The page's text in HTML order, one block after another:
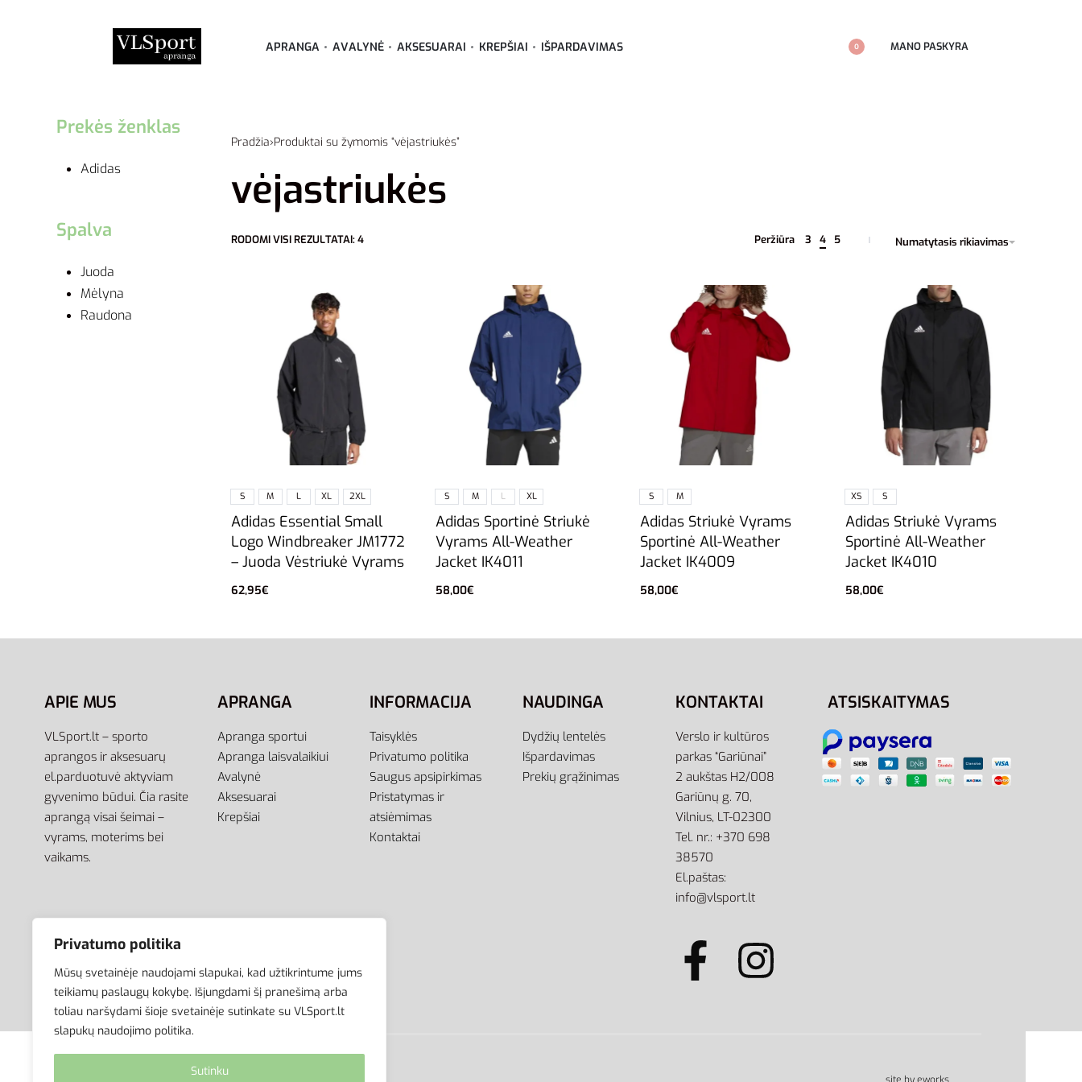
Privatumo politika
Mūsų svetainėje naudojami slapukai, kad užtikrintume jums
teikiamų paslaugų kokybę. Išjungdami šį pranešimą arba
toliau naršydami šioje svetainėje sutinkate su VLSport.lt
slapukų naudojimo politika.
Sutinku
APRANGA AVALYNĖ AKSESUARAI KREPŠIAI IŠPARDAVIMAS 0 MANO PASKYRA
Prekės ženklas
Adidas
Spalva
Juoda
Mėlyna
Raudona
Pradžia›Produktai su žymomis “vėjastriukės”
vėjastriukės
RODOMI VISI REZULTATAI: 4 Peržiūra 3 4 5 Numatytasis rikiavimas
S M L XL 2XL
Adidas Essential Small
Logo Windbreaker JM1772
– Juoda Vėstriukė Vyrams
62,95€
S M L XL
Adidas Sportinė Striukė
Vyrams All-Weather
Jacket IK4011
58,00€
S M
Adidas Striukė Vyrams
Sportinė All-Weather
Jacket IK4009
58,00€
XS S
Adidas Striukė Vyrams
Sportinė All-Weather
Jacket IK4010
58,00€
APIE MUS
VLSport.lt – sporto
aprangos ir aksesuarų
el.parduotuvė aktyviam
gyvenimo būdui. Čia rasite
aprangą visai šeimai –
vyrams, moterims bei
vaikams.
APRANGA
Apranga sportui
Apranga laisvalaikiui
Avalynė
Aksesuarai
Krepšiai
INFORMACIJA
Taisyklės
Privatumo politika
Saugus apsipirkimas
Pristatymas ir
atsiėmimas
Kontaktai
NAUDINGA
Dydžių lentelės
Išpardavimas
Prekių grąžinimas
KONTAKTAI
Verslo ir kultūros
parkas “Gariūnai”
2 aukštas H2/008
Gariūnų g. 70,
Vilnius, LT-02300
Tel. nr.: +370 698
38570
El.paštas:
info@vlsport.lt
ATSISKAITYMAS
© VLSport. 2026. Visos teisės saugomos.
site by eworks